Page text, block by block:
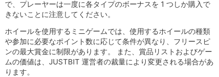
で、プレーヤーは一度に各タイプのボーナスを 1 つしか購入で
きないことに注意してください。
ホイールを使用するミニゲームでは、使用するホイールの種類
や参加に必要なポイント数に応じて条件が異なり、フリースピ
ンの最大賞金に制限があります。 また、賞品リストおよびゲー
ムの価値は、JUSTBIT 運営者の裁量により変更される場合があ
ります。